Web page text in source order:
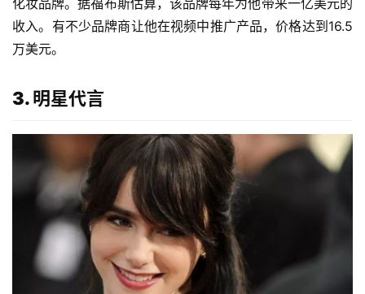
收入。有不少品牌商让他在视频中推广产品，价格达到16.5
万美元。
3. 明星代言